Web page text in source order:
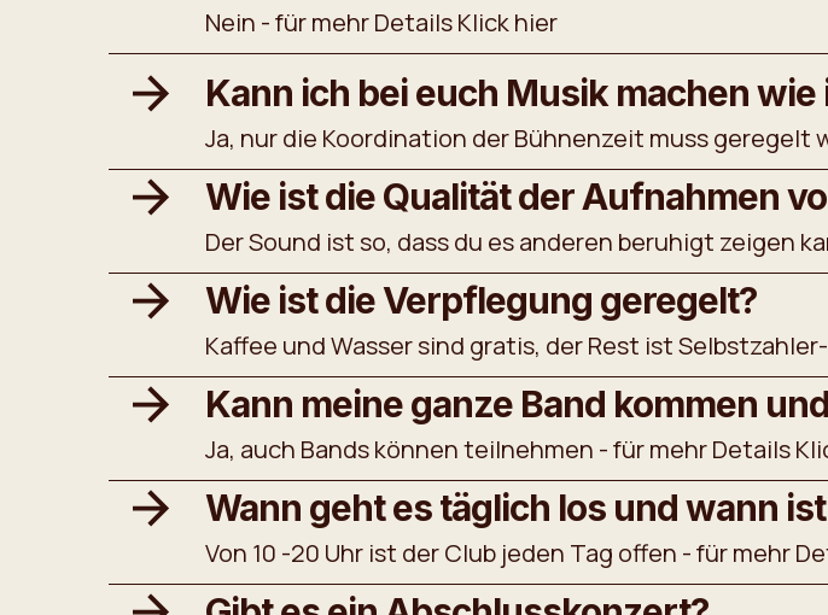
Nein - für mehr Details Klick hier
Kann ich bei euch Musik machen wie
Ja, nur die Koordination der Bühnenzeit muss geregelt
Wie ist die Qualität der Aufnahmen
Der Sound ist so, dass du es anderen beruhigt zeigen
Wie ist die Verpflegung geregelt?
Kaffee und Wasser sind gratis, der Rest ist
Kann meine ganze Band kommen
Ja, auch Bands können teilnehmen - für mehr Details
Wann geht es täglich los und wann
Von 10 -20 Uhr ist der Club jeden Tag offen - für mehr